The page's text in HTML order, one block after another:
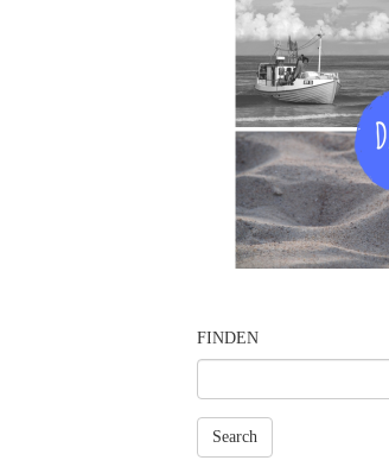
FINDEN
Search